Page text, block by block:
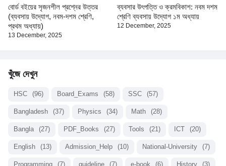
বোর্ড বইয়ের সৃজনশীল প্রশ্নের উত্তর
(ব্যবসায় উদ্যোগ, নবম-দশম শ্রেণি,
প্রথম অধ্যায়)
13 December, 2025
ব্যবসার উৎপত্তি ও ক্রমবিকাশ: নবম দশম
শ্রেণি ব্যবসায় উদ্যোগ ১ম অধ্যায়
12 December, 2025
খুঁজে দেখুন
HSC (96) Board_Exams (58) SSC (57)
Bangladesh (37) Physics (34) Math (28)
Bangla (27) PDF_Books (27) Tools (21) ICT (20)
English (13) Admission_Help (10) National-University (7)
Programming (7) guideline (7) e-book (6) History (3)